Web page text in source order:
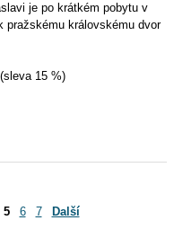
je po krátkém pobytu v
pražskému královskému dvor
15 %)
5 6 7 Další